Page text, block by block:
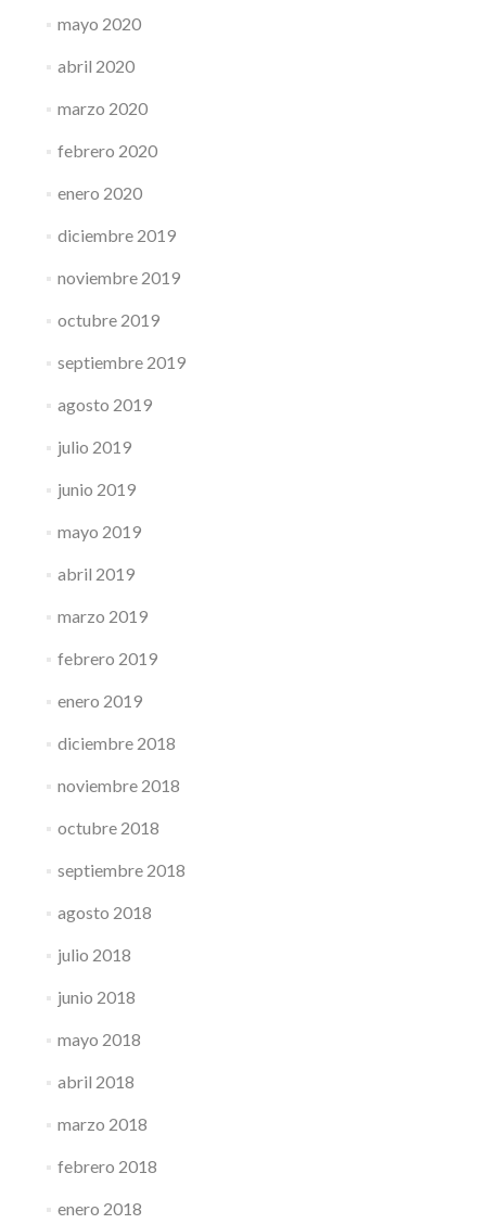
mayo 2020
abril 2020
marzo 2020
febrero 2020
enero 2020
diciembre 2019
noviembre 2019
octubre 2019
septiembre 2019
agosto 2019
julio 2019
junio 2019
mayo 2019
abril 2019
marzo 2019
febrero 2019
enero 2019
diciembre 2018
noviembre 2018
octubre 2018
septiembre 2018
agosto 2018
julio 2018
junio 2018
mayo 2018
abril 2018
marzo 2018
febrero 2018
enero 2018